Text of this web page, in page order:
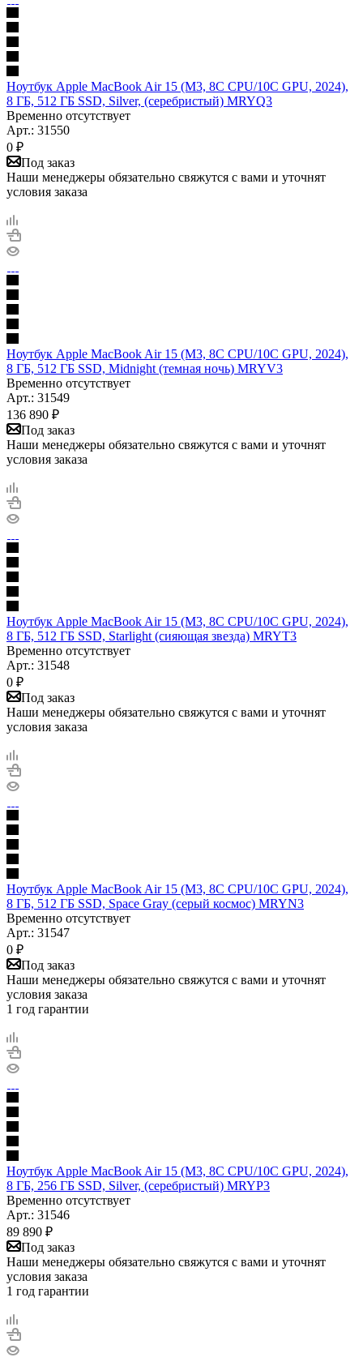
Ноутбук Apple MacBook Air 15 (M3, 8C CPU/10C GPU, 2024),
8 ГБ, 512 ГБ SSD, Silver, (серебристый) MRYQ3
Временно отсутствует
Арт.: 31550
0 ₽
Под заказ
Наши менеджеры обязательно свяжутся с вами и уточнят
условия заказа
Ноутбук Apple MacBook Air 15 (M3, 8C CPU/10C GPU, 2024),
8 ГБ, 512 ГБ SSD, Midnight (темная ночь) MRYV3
Временно отсутствует
Арт.: 31549
136 890 ₽
Под заказ
Наши менеджеры обязательно свяжутся с вами и уточнят
условия заказа
Ноутбук Apple MacBook Air 15 (M3, 8C CPU/10C GPU, 2024),
8 ГБ, 512 ГБ SSD, Starlight (сияющая звезда) MRYT3
Временно отсутствует
Арт.: 31548
0 ₽
Под заказ
Наши менеджеры обязательно свяжутся с вами и уточнят
условия заказа
Ноутбук Apple MacBook Air 15 (M3, 8C CPU/10C GPU, 2024),
8 ГБ, 512 ГБ SSD, Space Gray (серый космос) MRYN3
Временно отсутствует
Арт.: 31547
0 ₽
Под заказ
Наши менеджеры обязательно свяжутся с вами и уточнят
условия заказа
1 год гарантии
Ноутбук Apple MacBook Air 15 (M3, 8C CPU/10C GPU, 2024),
8 ГБ, 256 ГБ SSD, Silver, (серебристый) MRYP3
Временно отсутствует
Арт.: 31546
89 890 ₽
Под заказ
Наши менеджеры обязательно свяжутся с вами и уточнят
условия заказа
1 год гарантии